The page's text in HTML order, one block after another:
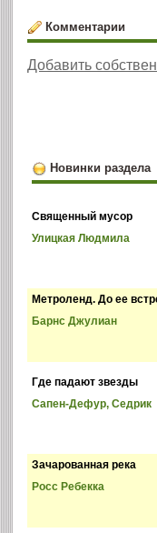
Комментарии
Добавить
Новинки раздела
Священный мусор
Улицкая Людмила
Метроленд. До ее
Барнс Джулиан
Где падают звезды
Сапен-Дефур, Седрик
Зачарованная река
Росс Ребекка